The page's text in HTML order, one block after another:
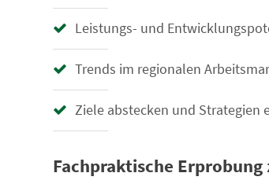
Leistungs- und
Trends im regionalen
Ziele abstecken und Strategien
Fachpraktische